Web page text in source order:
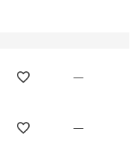
—
—